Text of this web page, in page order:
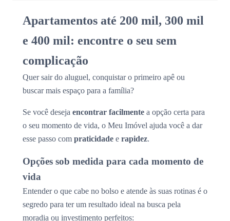
Apartamentos até 200 mil, 300 mil
e 400 mil: encontre o seu sem
complicação
Quer sair do aluguel, conquistar o primeiro apê ou
buscar mais espaço para a família?
Se você deseja encontrar facilmente a opção certa para
o seu momento de vida, o Meu Imóvel ajuda você a dar
esse passo com praticidade e rapidez.
Opções sob medida para cada momento de
vida
Entender o que cabe no bolso e atende às suas rotinas é o
segredo para ter um resultado ideal na busca pela
moradia ou investimento perfeitos: